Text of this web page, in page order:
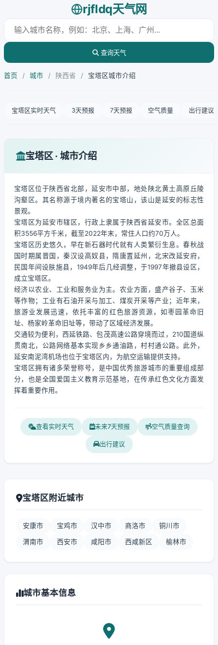
rjfldq天气网
查询天气
首页 / 城市 / 陕西省 / 宝塔区城市介绍
宝塔区实时天气 3天预报 7天预报 空气质量 出行建议
宝塔区 · 城市介绍
宝塔区位于陕西省北部，延安市中部，地处陕北黄土高原丘陵
沟壑区。其名称源于境内著名的宝塔山，该山是延安的标志性
景观。
宝塔区为延安市辖区，行政上隶属于陕西省延安市。全区总面
积3556平方千米，截至2022年末，常住人口约70万人。
宝塔区历史悠久，早在新石器时代就有人类繁衍生息。春秋战
国时期属晋国，秦汉设高奴县，隋唐置延州，北宋改延安府，
民国年间设肤施县，1949年后几经调整，于1997年撤县设区，
成立宝塔区。
经济以农业、工业和服务业为主。农业方面，盛产谷子、玉米
等作物；工业有石油开采与加工、煤炭开采等产业；近年来，
旅游业发展迅速，依托丰富的红色旅游资源，如枣园革命旧
址、杨家岭革命旧址等，带动了区域经济发展。
交通较为便利，西延铁路、包茂高速公路穿境而过，210国道纵
贯南北，公路网络基本实现乡乡通油路，村村通公路。此外，
延安南泥湾机场也位于宝塔区内，为航空运输提供支持。
宝塔区拥有诸多荣誉称号，是中国优秀旅游城市的重要组成部
分，也是全国爱国主义教育示范基地，在传承红色文化方面发
挥着重要作用。
查看实时天气 未来7天预报 空气质量查询
出行建议
宝塔区附近城市
安康市 宝鸡市 汉中市 商洛市 铜川市
渭南市 西安市 咸阳市 西咸新区 榆林市
城市基本信息